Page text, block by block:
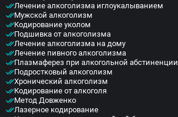
Краснозаводск
Яхрома
Белоозёрский
Высоковск
Дрезна
Пересвет
Лечение алкоголизма иглоукалыванием
Мужской алкоголизм
Кодирование уколом
Подшивка от алкоголизма
Лечение алкоголизма на дому
Лечение пивного алкоголизма
Плазмаферез при алкогольной абстиненции
Подростковый алкоголизм
Хронический алкоголизм
Кодирование от алкоголя
Метод Довженко
Лазерное кодирование